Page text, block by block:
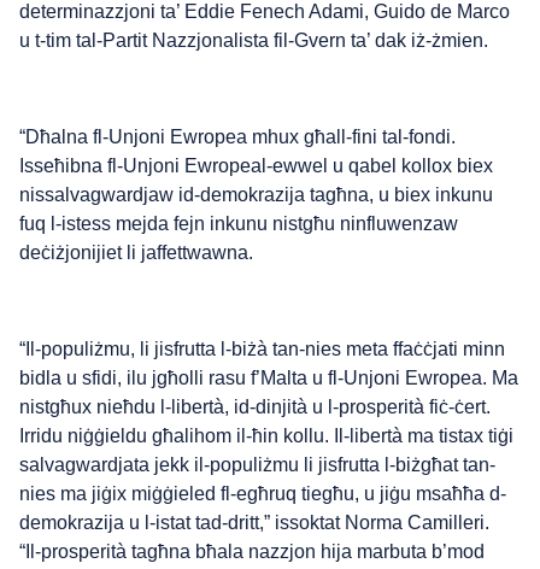
determinazzjoni ta’ Eddie Fenech Adami, Guido de Marco
u t-tim tal-Partit Nazzjonalista fil-Gvern ta’ dak iż-żmien.
“Dħalna fl-Unjoni Ewropea mhux għall-fini tal-fondi.
Isseħibna fl-Unjoni Ewropeal-ewwel u qabel kollox biex
nissalvagwardjaw id-demokrazija tagħna, u biex inkunu
fuq l-istess mejda fejn inkunu nistgħu ninfluwenzaw
deċiżjonijiet li jaffettwawna.
“Il-populiżmu, li jisfrutta l-biżà tan-nies meta ffaċċjati minn
bidla u sfidi, ilu jgħolli rasu f’Malta u fl-Unjoni Ewropea. Ma
nistgħux nieħdu l-libertà, id-dinjità u l-prosperità fiċ-ċert.
Irridu niġġieldu għalihom il-ħin kollu. Il-libertà ma tistax tiġi
salvagwardjata jekk il-populiżmu li jisfrutta l-biżgħat tan-
nies ma jiġix miġġieled fl-egħruq tiegħu, u jiġu msaħħa d-
demokrazija u l-istat tad-dritt,” issoktat Norma Camilleri.
“Il-prosperità tagħna bħala nazzjon hija marbuta b’mod